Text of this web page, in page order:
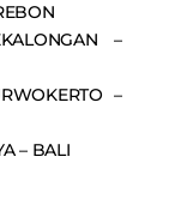
–
–
– BALI